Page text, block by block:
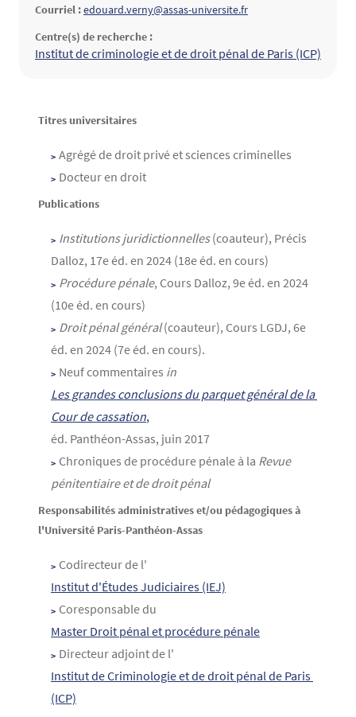
Courriel :edouard.verny@assas-universite.fr
Centre(s) de recherche :
Structure(s) de rattachement
Institut de criminologie et de droit pénal de Paris (ICP)
Contenu
Texte
Titres universitaires
Agrégé de droit privé et sciences criminelles
Docteur en droit
Publications
Institutions juridictionnelles(coauteur), Précis
Dalloz, 17e éd. en 2024 (18e éd. en cours)
Procédure pénale, Cours Dalloz, 9e éd. en 2024
(10e éd. en cours)
Droit pénal général(coauteur), Cours LGDJ, 6e
éd. en 2024 (7e éd. en cours).
Neuf commentaires in
Les grandes conclusions du parquet général de la
Cour de cassation,
éd. Panthéon-Assas, juin 2017
Chroniques de procédure pénale à la Revue
pénitentiaire et de droit pénal​
Responsabilités administratives et/ou pédagogiques à
l'Université Paris-Panthéon-Assas
Codirecteur de l'
Institut d'Études Judiciaires (IEJ)
Coresponsable du
Master Droit pénal et procédure pénale
Directeur adjoint de l'
Institut de Criminologie et de droit pénal de Paris
(ICP)